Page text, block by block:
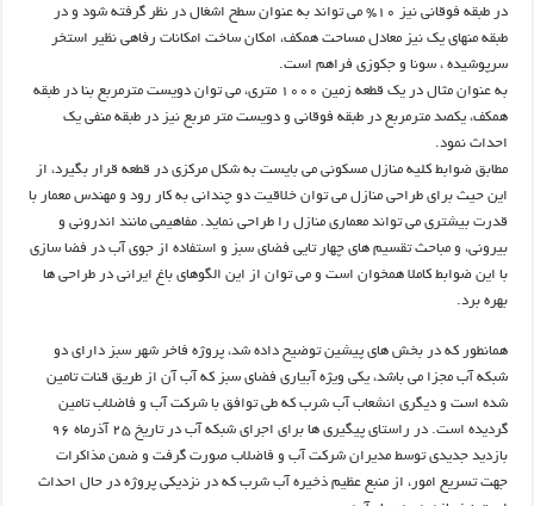
در طبقه فوقانی نیز ۱۰% می تواند به عنوان سطح اشغال در نظر گرفته شود و در
طبقه منهای یک نیز معادل مساحت همکف، امکان ساخت امکانات رفاهی نظیر استخر
سرپوشیده ، سونا و جکوزی فراهم است.
به عنوان مثال در یک قطعه زمین ۱۰۰۰ متری، می توان دویست مترمربع بنا در طبقه
همکف، یکصد مترمربع در طبقه فوقانی و دویست متر مربع نیز در طبقه منفی یک
احداث نمود.
مطابق ضوابط کلیه منازل مسکونی می بایست به شکل مرکزی در قطعه قرار بگیرد، از
این حیث برای طراحی منازل می توان خلاقیت دو چندانی به کار رود و مهندس معمار با
قدرت بیشتری می تواند معماری منازل را طراحی نماید. مفاهیمی مانند اندرونی و
بیرونی، و مباحث تقسیم های چهار تایی فضای سبز و استفاده از جوی آب در فضا سازی
با این ضوابط کاملا همخوان است و می توان از این الگوهای باغ ایرانی در طراحی ها
بهره برد.
همانطور که در بخش های پیشین توضیح داده شد، پروژه فاخر شهر سبز دارایدو
شبکه آب مجزا می باشد، یکی ویژه آبیاری فضای سبز که آب آن از طریق قنات تامین
شده است و دیگری انشعاب آب شرب که طی توافق با شرکت آب و فاضلاب تامین
گردیده است. در راستای پیگیری ها برای اجرای شبکه آب در تاریخ ۲۵ آذرماه ۹۶
بازدید جدیدی توسط مدیران شرکت آب و فاضلاب صورت گرفت و ضمن مذاکرات
جهت تسریع امور، از منبع عظیم ذخیره آب شرب که در نزدیکی پروژه در حال احداث